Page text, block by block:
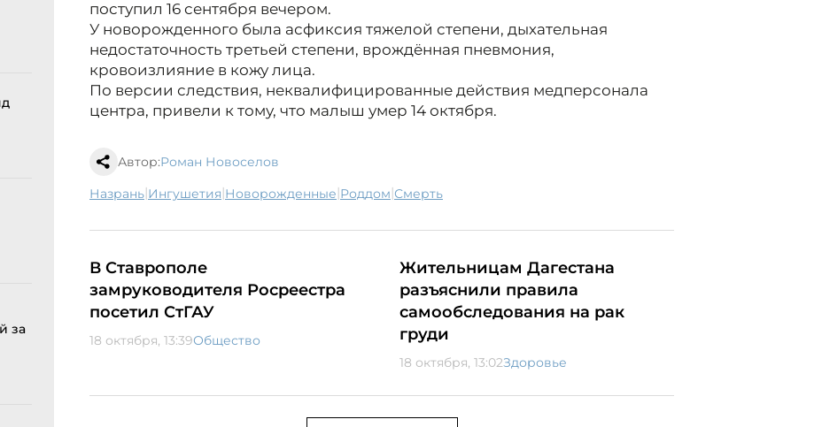
за
поступил 16 сентября вечером.
У новорожденного была асфиксия тяжелой степени, дыхательная
недостаточность третьей степени, врождённая пневмония,
кровоизлияние в кожу лица.
По версии следствия, неквалифицированные действия медперсонала
центра, привели к тому, что малыш умер 14 октября.
Автор:Роман Новоселов
Назрань| Ингушетия| новорожденные| роддом| смерть
В Ставрополе
замруководителя Росреестра
посетил СтГАУ
18 октября, 13:39Общество
Жительницам Дагестана
разъяснили правила
самообследования на рак
груди
18 октября, 13:02Здоровье